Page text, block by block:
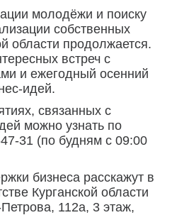
молодёжи и поиску
собственных
области продолжается.
встреч с
и ежегодный осенний
идей.
связанных с
можно узнать по
31 (по будням с 09:00
бизнеса расскажут в
Курганской области
112а, 3 этаж,